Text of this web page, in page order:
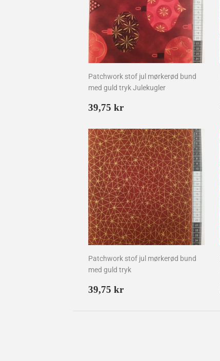
Patchwork stof jul mørkerød bund
med guld tryk Julekugler
Normalpris
39,75 kr
Patchwork stof jul mørkerød bund
med guld tryk
Normalpris
39,75 kr